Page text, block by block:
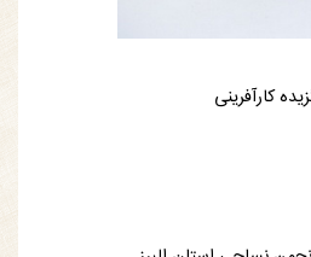
کارآفرینی